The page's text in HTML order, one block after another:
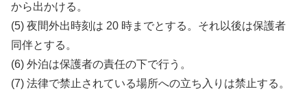
から出かける。
(5) 夜間外出時刻は 20 時までとする。それ以後は保護者
同伴とする。
(6) 外泊は保護者の責任の下で行う。
(7) 法律で禁止されている場所への立ち入りは禁止する。